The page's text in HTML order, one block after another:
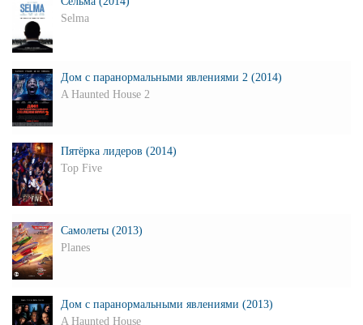
Selma
Дом с паранормальными явлениями 2 (2014)
A Haunted House 2
Пятёрка лидеров (2014)
Top Five
Самолеты (2013)
Planes
Дом с паранормальными явлениями (2013)
A Haunted House